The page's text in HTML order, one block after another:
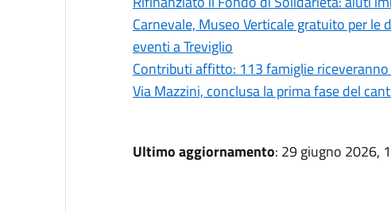
Carnevale, Museo Verticale gratuito per le
eventi a Treviglio
Contributi affitto: 113 famiglie
Via Mazzini, conclusa la prima fase del
Ultimo aggiornamento: 29 giugno 2026,